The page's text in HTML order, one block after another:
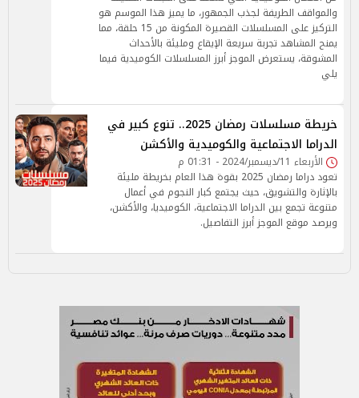
والمواقف الطريفة لجذب الجمهور، ما يميز هذا الموسم هو
التركيز على المسلسلات القصيرة المكونة من 15 حلقة، مما
يمنح المشاهد تجربة سريعة الإيقاع ومليئة بالأحداث
المشوقة، يستعرض الموجز أبرز المسلسلات الكوميدية فيما
يلي
خريطة مسلسلات رمضان 2025.. تنوع كبير في
الدراما الاجتماعية والكوميدية والأكشن
الأربعاء 11/ديسمبر/2024 - 01:31 م
تعود دراما رمضان 2025 بقوة هذا العام بخريطة مليئة
بالإثارة والتشويق، حيث يجتمع كبار النجوم في أعمال
متنوعة تجمع بين الدراما الاجتماعية، الكوميديا، والأكشن،
ويرصد موقع الموجز أبرز التفاصيل.